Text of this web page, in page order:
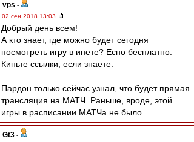
vps -
02 сен 2018 13:03
Добрый день всем!
А кто знает, где можно будет сегодня
посмотреть игру в инете? Есно бесплатно.
Киньте ссылки, если знаете.
Пардон только сейчас узнал, что будет прямая
трансляция на МАТЧ. Раньше, вроде, этой
игры в расписании МАТЧа не было.
Gt3 -